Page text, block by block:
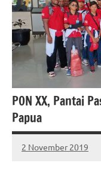
PON XX, Pantai
Papua
2 November 2019
MEPAGO
No